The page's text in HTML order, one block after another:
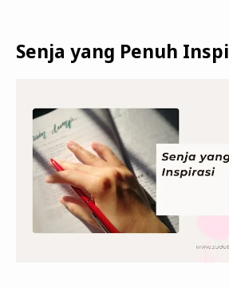
Senja yang Penuh